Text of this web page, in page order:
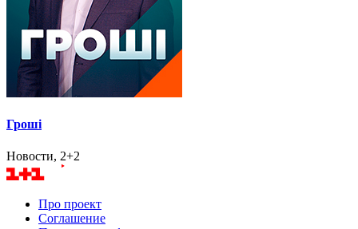
Гроші
Новости, 2+2
Про проект
Соглашение